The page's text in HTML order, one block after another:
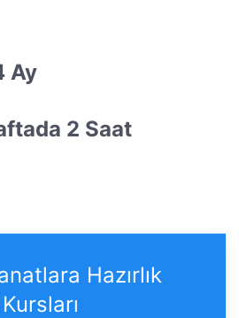
Ay
2 Saat
Hazırlık
Kursları